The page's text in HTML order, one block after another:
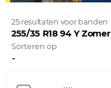
25 resultaten voor banden
255/35 R18 94 Y Zomer
Sorteren op